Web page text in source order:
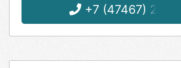
+7 (47467) 2-84-